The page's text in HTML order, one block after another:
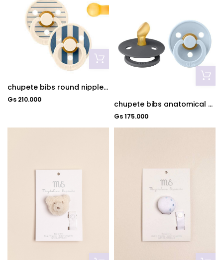
chupete bibs round nipple size 1 ivory steel blue mix
Gs 210.000 chupete bibs anatomical size 1 iron baby blue
Gs 175.000